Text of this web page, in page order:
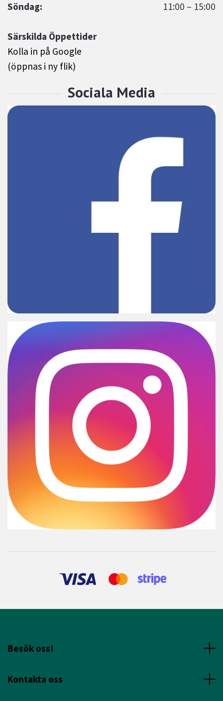
Söndag:
11:00 – 15:00
Särskilda Öppettider
Kolla in på Google
(öppnas i ny flik)
Besök oss!
Kontakta oss